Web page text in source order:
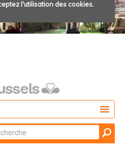
l'utilisation des cookies.
par